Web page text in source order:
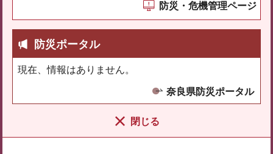
防災・危機管理ページ
防災ポータル
現在、情報はありません。
奈良県防災ポータル
閉じる